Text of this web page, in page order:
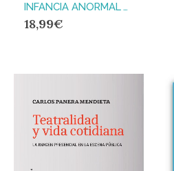
INFANCIA ANORMAL Y EL CULTIVO DE LA INTELIGENCIA (ESPAÑA, 1830-1940), LA
18,99€